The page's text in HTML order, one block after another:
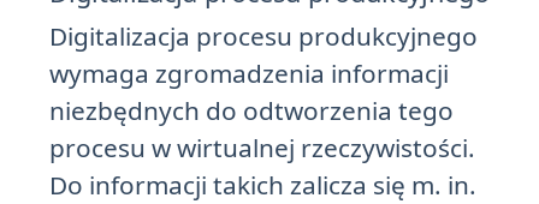
Digitalizacja procesu produkcyjnego
wymaga zgromadzenia informacji
niezbędnych do odtworzenia tego
procesu w wirtualnej rzeczywistości.
Do informacji takich zalicza się m. in.